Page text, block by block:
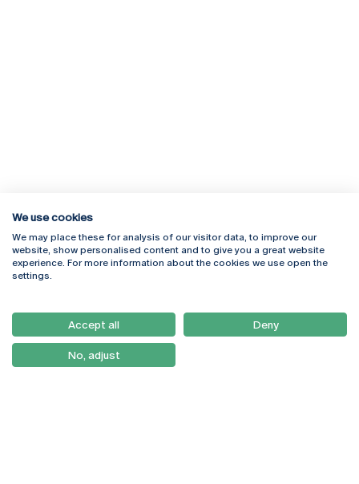
Rua Diogo Botelho 1327
4169-005 Porto
+351 226 196 240
Campus Online
Webmail
Como Chegar
Newsletter
We use cookies
We may place these for analysis of our visitor data, to improve our
website, show personalised content and to give you a great website
experience. For more information about the cookies we use open the
settings.
Accept all Deny
No, adjust